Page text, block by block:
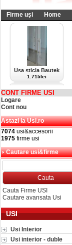
Firme uși Home
Usa sticla Bautek
1.715lei
CONT FIRME USI
Logare
Cont nou
Astazi la Usi.ro
7074 usi&accesorii
1975 firme usi
Cautare usi&firme
Cauta Firme USI
Cautare avansata Usi
USI
Usi Interior
Usi interior - duble